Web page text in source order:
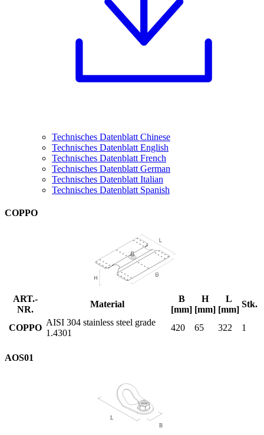
Technisches Datenblatt Chinese
Technisches Datenblatt English
Technisches Datenblatt French
Technisches Datenblatt German
Technisches Datenblatt Italian
Technisches Datenblatt Spanish
COPPO
ART.-
NR.
Material
B
[mm]
H
[mm]
L
[mm]
Stk.
COPPO
AISI 304 stainless steel grade
1.4301
420 65 322 1
AOS01